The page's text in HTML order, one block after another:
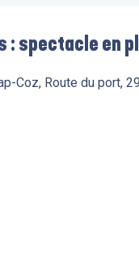
: spectacle en
Coz, Route du port,